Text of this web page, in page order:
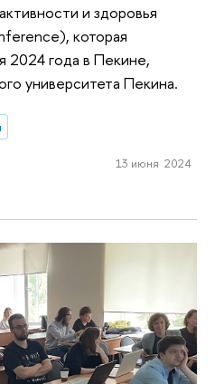
и здоровья
которая
2024 года в Пекине,
университета Пекина.
13 июня 2024